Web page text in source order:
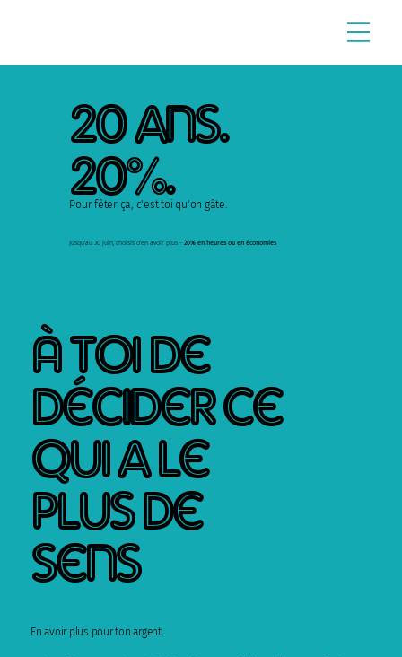
20 ans.
20%.
Pour fêter ça, c'est toi qu'on gâte.
Jusqu'au 30 juin, choisis d'en avoir plus -20% en heures ou en économies
À toi de
décider ce
qui a le
plus de
sens
En avoir plus pour ton argent